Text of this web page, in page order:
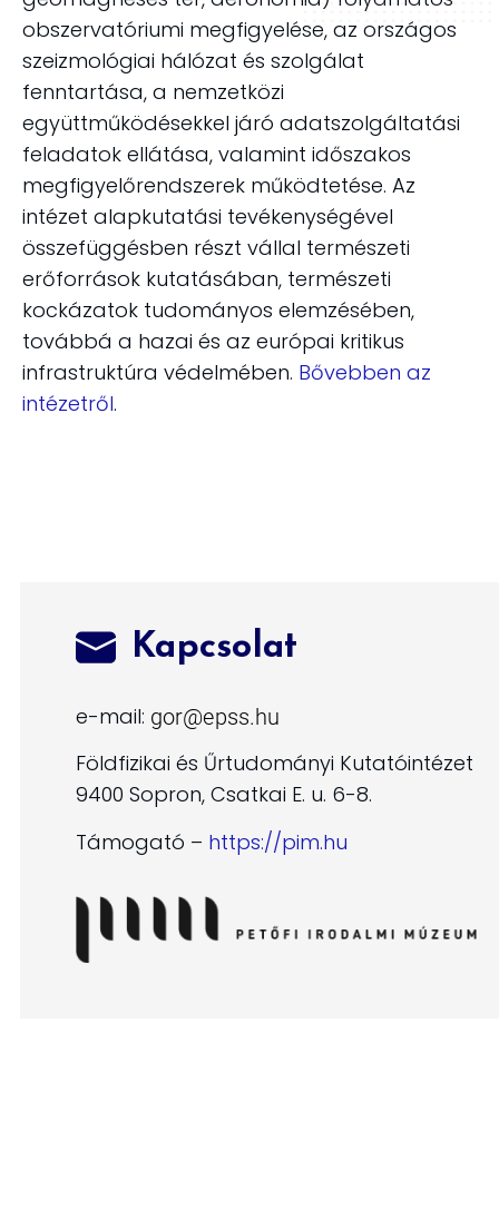
obszervatóriumi megfigyelése, az országos
szeizmológiai hálózat és szolgálat
fenntartása, a nemzetközi
együttműködésekkel járó adatszolgáltatási
feladatok ellátása, valamint időszakos
megfigyelőrendszerek működtetése. Az
intézet alapkutatási tevékenységével
összefüggésben részt vállal természeti
erőforrások kutatásában, természeti
kockázatok tudományos elemzésében,
továbbá a hazai és az európai kritikus
infrastruktúra védelmében. Bővebben az
intézetről.
Kapcsolat
e-mail:
Földfizikai és Űrtudományi Kutatóintézet
9400 Sopron, Csatkai E. u. 6-8.
Támogató – https://pim.hu